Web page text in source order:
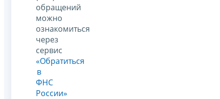
обращений
можно
ознакомиться
через
сервис
«Обратиться
в
ФНС
России»